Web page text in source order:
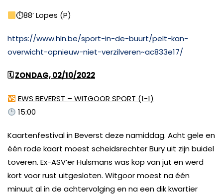
⏱88’ Lopes (P)
https://www.hln.be/sport-in-de-buurt/pelt-kan-
overwicht-opnieuw-niet-verzilveren~ac833e17/
🗓ZONDAG, 02/10/2022
EWS BEVERST – WITGOOR SPORT (1-1)
15:00
Kaartenfestival in Beverst deze namiddag. Acht gele en
één rode kaart moest scheidsrechter Bury uit zijn buidel
toveren. Ex-ASV’er Hulsmans was kop van jut en werd
kort voor rust uitgesloten. Witgoor moest na één
minuut al in de achtervolging en na een dik kwartier